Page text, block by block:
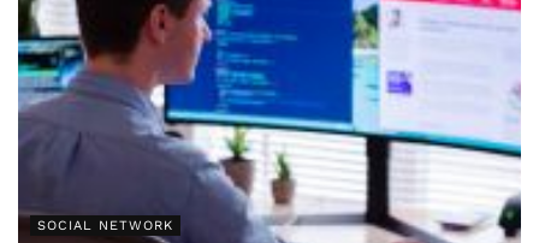
SOCIAL NETWORK